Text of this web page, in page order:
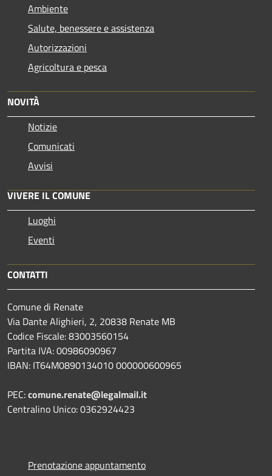
Ambiente
Salute, benessere e assistenza
Autorizzazioni
Agricoltura e pesca
NOVITÀ
Notizie
Comunicati
Avvisi
VIVERE IL COMUNE
Luoghi
Eventi
CONTATTI
Comune di Renate
Via Dante Alighieri, 2, 20838 Renate MB
Codice Fiscale: 83003560154
Partita IVA: 00986090967
IBAN: IT64M0890134010 000000600965
PEC:comune.renate@legalmail.it
Centralino Unico: 0362924423
Prenotazione appuntamento